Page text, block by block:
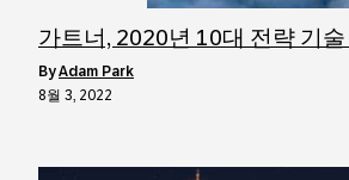
가트너, 2020년 10대 전략 기술
byAdam Park
8월 3, 2022